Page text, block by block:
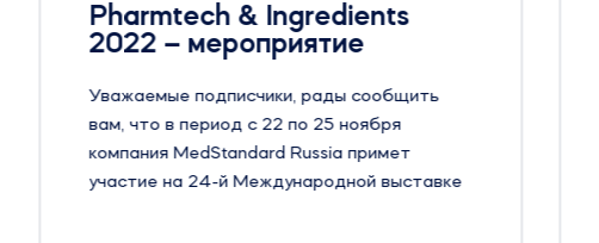
Pharmtech & Ingredients
2022 – мероприятие
Уважаемые подписчики, рады сообщить
вам, что в период с 22 по 25 ноября
компания MedStandard Russia примет
участие на 24-й Международной выставке